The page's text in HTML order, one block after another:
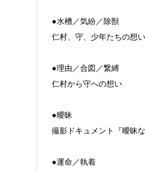
●水槽／気紛／除獣
仁村、守、少年たちの想い
●理由／合図／繋縛
仁村から守への想い
●曖昧
撮影ドキュメント『曖昧
●運命／執着